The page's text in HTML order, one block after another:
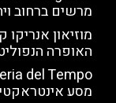
מרשים ברחוב
מוזיאון
האופרה
מסע